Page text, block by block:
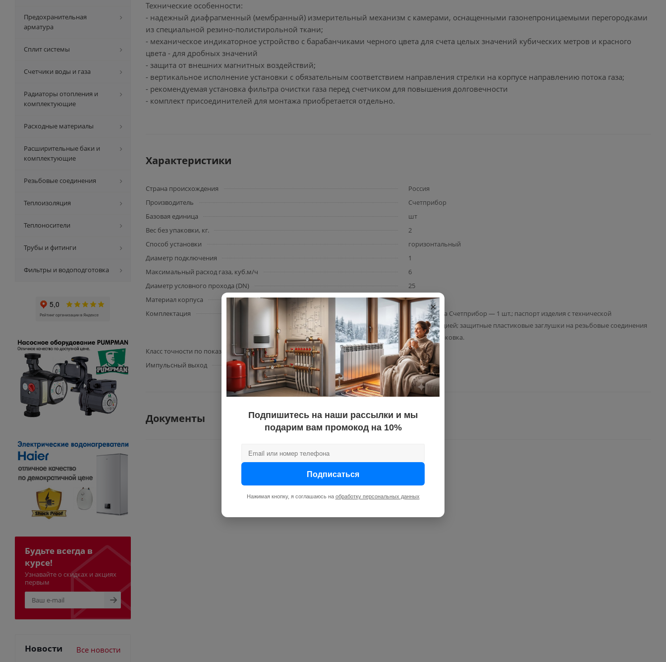
Технические особенности:
- надежный диафрагменный (мембранный) измерительный механизм с камерами, оснащенными газонепроницаемыми перегородками
из специальной резино-полистирольной ткани;
- механическое индикаторное устройство с барабанчиками черного цвета для счета целых значений кубических метров и красного
цвета - для дробных значений
- защита от внешних магнитных воздействий;
- вертикальное исполнение установки с обязательным соответствием направления стрелки на корпусе направлению потока газа;
- рекомендуемая установка фильтра очистки газа перед счетчиком для повышения долговечности
- комплект присоединителей для монтажа приобретается отдельно.
Характеристики
Страна происхождения
Россия
Производитель
Счетприбор
Базовая единица
шт
Вес без упаковки, кг.
2
Способ установки
горизонтальный
Диаметр подключения
1
Максимальный расход газа, куб.м/ч
6
Диаметр условного прохода (DN)
25
Материал корпуса
сталь
Комплектация
счетчик газа Счетприбор — 1 шт.; паспорт изделия с технической
документацией; защитные пластиковые заглушки на резьбовые соединения
— 2 шт.; упаковка.
Класс точности по показателям измерителя
1,5
Импульсный выход
нет
Документы
Предохранительная
арматура
Сплит системы
Счетчики воды и газа
Радиаторы отопления и
комплектующие
Расходные материалы
Расширительные баки и
комплектующие
Резьбовые соединения
Теплоизоляция
Теплоносители
Трубы и фитинги
Фильтры и водоподготовка
Будьте всегда в
курсе!
Узнавайте о скидках и акциях
первым
Новости Все новости
×
Подпишитесь на наши рассылки и мы
подарим вам промокод на 10%
Подписаться
Нажимая кнопку, я соглашаюсь на обработку персональных данных